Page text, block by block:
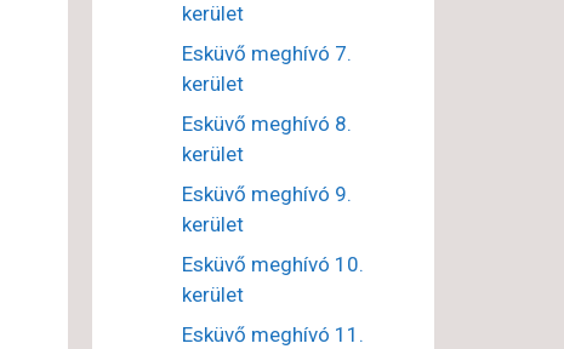
kerület
Esküvő meghívó 7.
kerület
Esküvő meghívó 8.
kerület
Esküvő meghívó 9.
kerület
Esküvő meghívó 10.
kerület
Esküvő meghívó 11.